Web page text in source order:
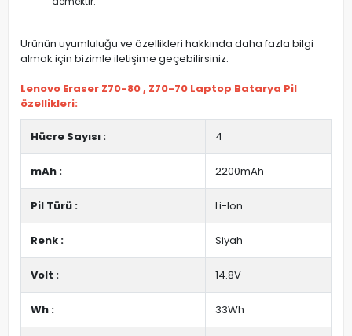
Ürünün uyumluluğu ve özellikleri hakkında daha fazla bilgi
almak için bizimle iletişime geçebilirsiniz.
Lenovo Eraser Z70-80 , Z70-70 Laptop Batarya Pil
özellikleri:
Hücre Sayısı : 4
mAh : 2200mAh
Pil Türü : Li-Ion
Renk : Siyah
Volt : 14.8V
Wh : 33Wh